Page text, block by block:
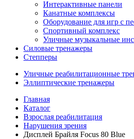
Интерактивные панели
Канатные комплексы
Оборудование для игр с
Спортивный комплекс
Уличные музыкальные
Силовые тренажеры
Степперы
Уличные реабилитационные
Эллиптические тренажеры
Главная
Каталог
Взрослая реабилитация
Нарушения зрения
Дисплей Брайля Focus 80 Blue